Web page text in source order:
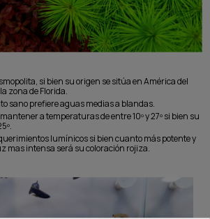
si bien su origen se sitúa en América del
zona de Florida.
sano prefiere aguas medias a blandas.
a temperaturas de entre 10º y 27º si bien su
lumínicos si bien cuanto más potente y
mas intensa será su coloración rojiza.